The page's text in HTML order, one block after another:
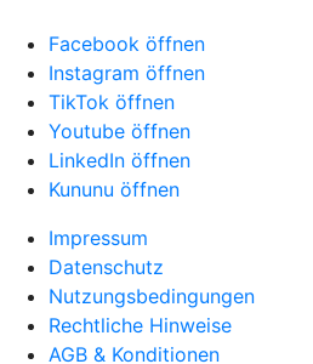
Facebook öffnen
Instagram öffnen
TikTok öffnen
Youtube öffnen
LinkedIn öffnen
Kununu öffnen
Impressum
Datenschutz
Nutzungsbedingungen
Rechtliche Hinweise
AGB & Konditionen